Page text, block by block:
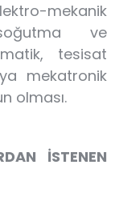
mekanik
ve
tesisat
mekatronik
olması.
İSTENEN